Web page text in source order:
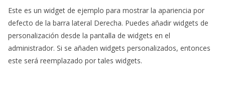
Este es un widget de ejemplo para mostrar la apariencia por
defecto de la barra lateral Derecha. Puedes añadir widgets de
personalización desde la pantalla de widgets en el
administrador. Si se añaden widgets personalizados, entonces
este será reemplazado por tales widgets.